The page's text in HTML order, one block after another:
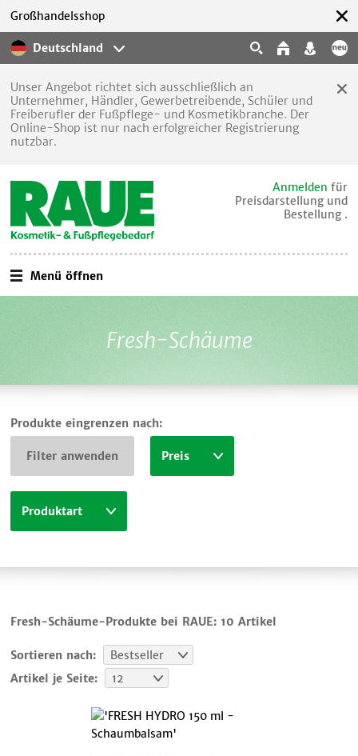
Deutschland
Großhandelsshop
Unser Angebot richtet sich ausschließlich an
Unternehmer, Händler, Gewerbetreibende, Schüler und
Freiberufler der Fußpflege- und Kosmetikbranche. Der
Online-Shop ist nur nach erfolgreicher Registrierung
nutzbar.
Anmelden für
Preisdarstellung und
Bestellung .
Menü öffnen
Fresh-Schäume
Produkte eingrenzen nach:
Filter anwenden Preis
Produktart
Fresh-Schäume-Produkte bei RAUE: 10 Artikel
Sortieren nach:
Bestseller
Artikel je Seite:
12